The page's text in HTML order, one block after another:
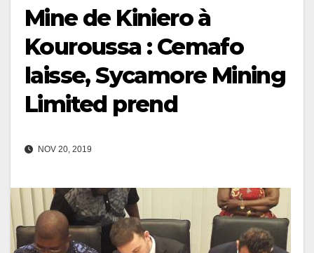
Mine de Kiniero à
Kouroussa : Cemafo
laisse, Sycamore Mining
Limited prend
NOV 20, 2019